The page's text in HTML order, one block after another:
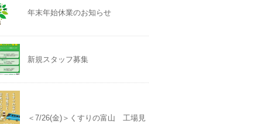
年末年始休業のお知らせ
新規スタッフ募集
＜7/26(金)＞くすりの富山 工場見